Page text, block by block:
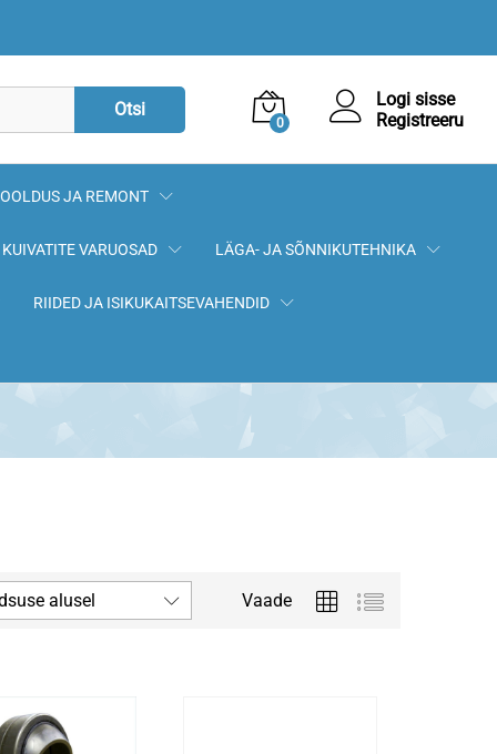
Otsi
0
Logi sisse
Registreeru
JA REMONT
KUIVATITE VARUOSAD LÄGA- JA SÕNNIKUTEHNIKA
RIIDED JA ISIKUKAITSEVAHENDID
Vaade
alusel